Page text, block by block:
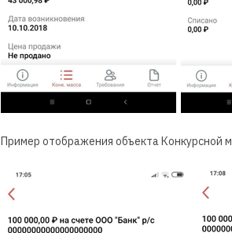
Пример отображения объекта Конкурсной